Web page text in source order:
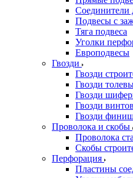
Соединители
Подвесы с
Тяга подвеса
Уголки
Европодвесы
Гвозди
Гвозди
Гвозди
Гвозди
Гвозди
Гвозди
Проволока и скобы
Проволока
Скобы
Перфорация
Пластины